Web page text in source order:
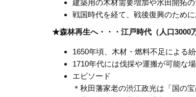
建築用の木材需要増加や水田開拓
戦国時代を経て、戦後復興のため
★森林再生へ・・・江戸時代（人口3000
1650年頃、木材・燃料不足による
1710年代には伐採や運搬が可能な
エピソード
＊秋田藩家老の渋江政光は「国の